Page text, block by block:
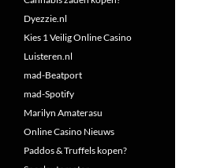
Dyezzie.nl
Kies 1 Veilig Online Casino
Luisteren.nl
mad-Beatport
mad-Spotify
Marilyn Amaterasu
Online Casino Nieuws
Paddos & Truffels kopen?